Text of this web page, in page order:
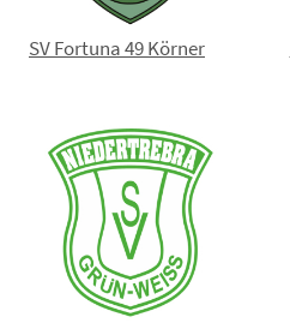
SV Fortuna 49 Körner